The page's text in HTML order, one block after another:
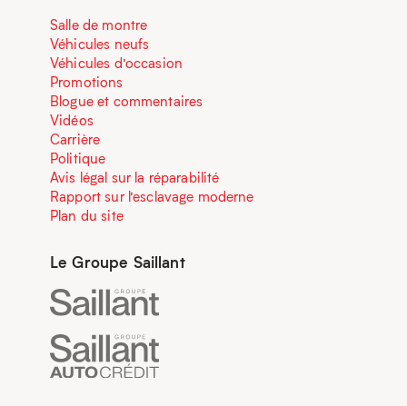
Salle de montre
Véhicules neufs
Véhicules d’occasion
Promotions
Blogue et commentaires
Vidéos
Carrière
Politique
Avis légal sur la réparabilité
Rapport sur l’esclavage moderne
Plan du site
Le Groupe Saillant